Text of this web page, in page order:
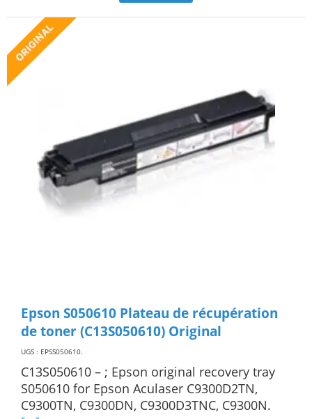
Epson S050610 Plateau de récupération
de toner (C13S050610) Original
UGS : EPSS050610.
C13S050610 – ; Epson original recovery tray
S050610 for Epson Aculaser C9300D2TN,
C9300TN, C9300DN, C9300D3TNC, C9300N.